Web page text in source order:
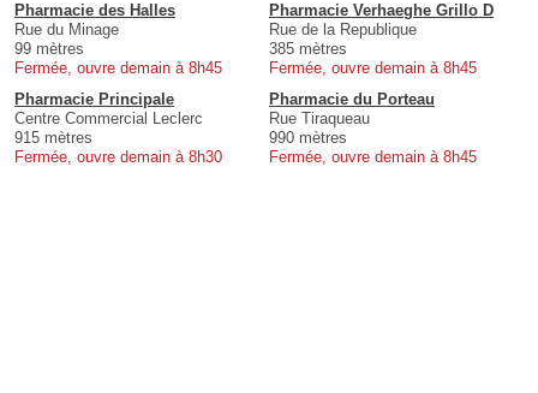
Pharmacie des Halles
Rue du Minage
99 mètres
Fermée, ouvre demain à 8h45
Pharmacie Verhaeghe Grillo D
Rue de la Republique
385 mètres
Fermée, ouvre demain à 8h45
Pharmacie Principale
Centre Commercial Leclerc
915 mètres
Fermée, ouvre demain à 8h30
Pharmacie du Porteau
Rue Tiraqueau
990 mètres
Fermée, ouvre demain à 8h45